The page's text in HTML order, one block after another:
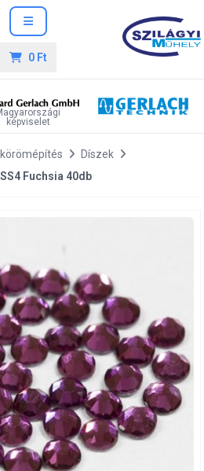
0 Ft
képviselet
Díszek
Fuchsia 40db